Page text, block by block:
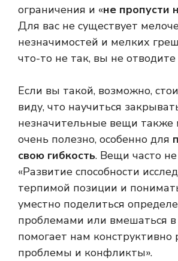
ограничения и «не пропусти
Для вас не существует
незначимостей и мелких
что-то не так, вы не отводите
Если вы такой, возможно,
виду, что научиться
незначительные вещи
очень полезно, особенно для
свою гибкость. Вещи часто
«Развитие способности
терпимой позиции и
уместно поделиться
проблемами или вмешаться в
помогает нам конструктивно
проблемы и конфликты».